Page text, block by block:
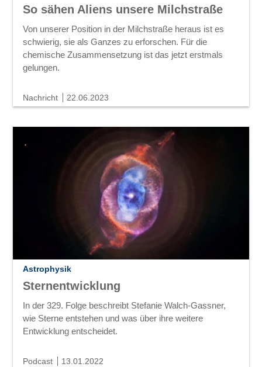
So sähen Aliens unsere Milchstraße
Von unserer Position in der Milchstraße heraus ist es
schwierig, sie als Ganzes zu erforschen. Für die
chemische Zusammensetzung ist das jetzt erstmals
gelungen.
Nachricht 22.06.2023
Astrophysik
Sternentwicklung
In der 329. Folge beschreibt Stefanie Walch-Gassner,
wie Sterne entstehen und was über ihre weitere
Entwicklung entscheidet.
Podcast 13.01.2022